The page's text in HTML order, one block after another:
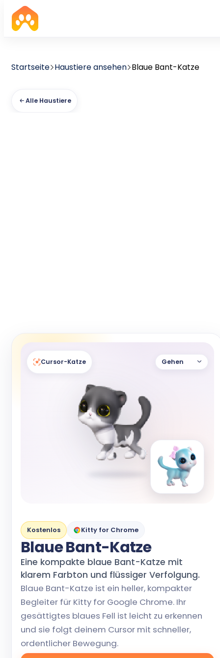
Startseite Haustiere ansehen Blaue Bant-Katze
Alle Haustiere
Cursor-Katze Gehen
Kostenlos Kitty for Chrome
Blaue Bant-Katze
Eine kompakte blaue Bant-Katze mit
klarem Farbton und flüssiger Verfolgung.
Blaue Bant-Katze ist ein heller, kompakter
Begleiter für Kitty for Google Chrome. Ihr
gesättigtes blaues Fell ist leicht zu erkennen
und sie folgt deinem Cursor mit schneller,
ordentlicher Bewegung.